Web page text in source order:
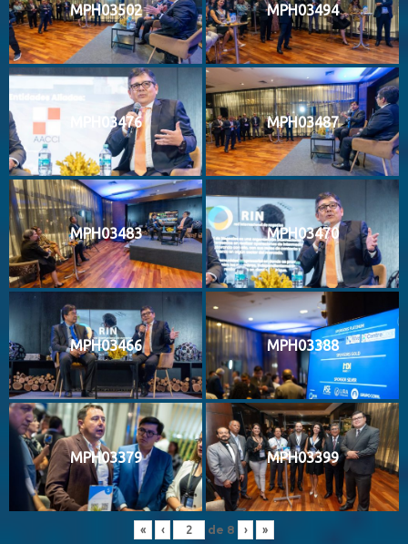
MPH03502 MPH03494
MPH03476 MPH03487
MPH03483 MPH03470
MPH03466 MPH03388
MPH03379 MPH03399
« ‹ de 8 › »